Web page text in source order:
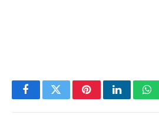
FacebookTwitterPinterestLinkedIn